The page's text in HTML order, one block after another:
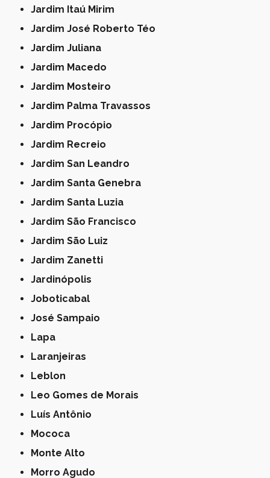
Jardim Itaú Mirim
Jardim José Roberto Téo
Jardim Juliana
Jardim Macedo
Jardim Mosteiro
Jardim Palma Travassos
Jardim Procópio
Jardim Recreio
Jardim San Leandro
Jardim Santa Genebra
Jardim Santa Luzia
Jardim São Francisco
Jardim São Luiz
Jardim Zanetti
Jardinópolis
Joboticabal
José Sampaio
Lapa
Laranjeiras
Leblon
Leo Gomes de Morais
Luís Antônio
Mococa
Monte Alto
Morro Agudo